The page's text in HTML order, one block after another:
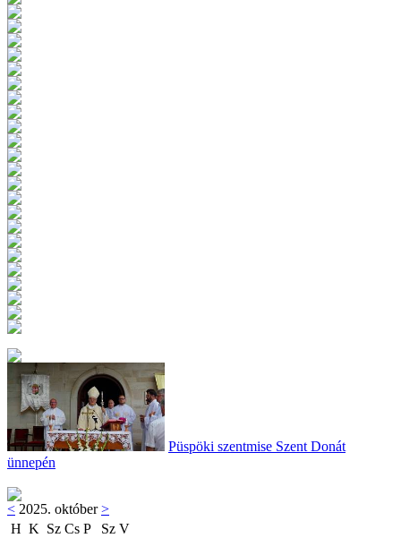
Püspöki szentmise Szent Donát
ünnepén
< 2025. október>
H K Sz Cs P Sz V